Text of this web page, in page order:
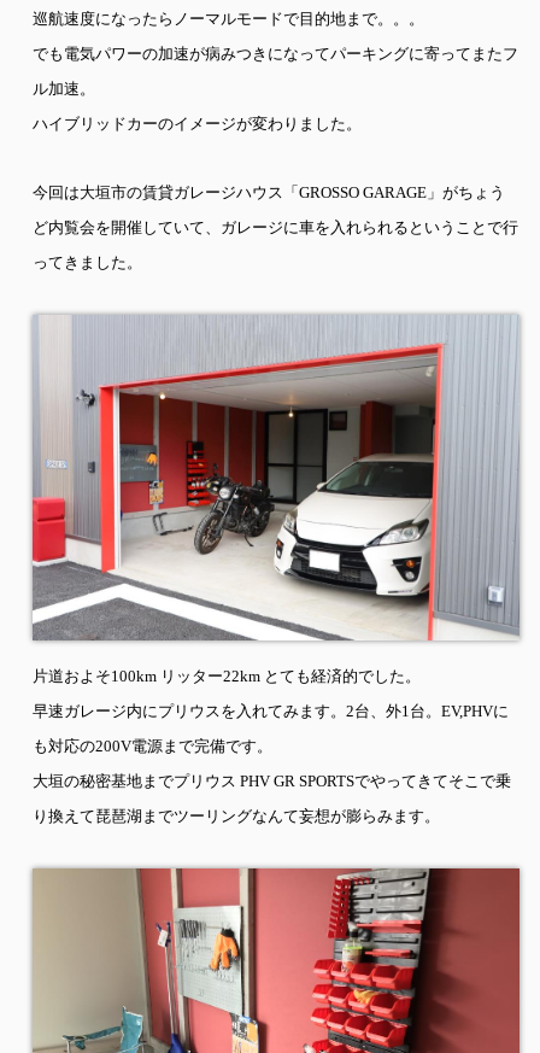
巡航速度になったらノーマルモードで目的地まで。。。
でも電気パワーの加速が病みつきになってパーキングに寄ってまたフ
ル加速。
ハイブリッドカーのイメージが変わりました。
今回は大垣市の賃貸ガレージハウス「 GROSSO GARAGE 」がちょう
ど内覧会を開催していて、ガレージに車を入れられるということで行
ってきました。
片道およそ100km リッター22km とても経済的でした。
早速ガレージ内にプリウスを入れてみます。 2台、外1 台。 EV,PHVに
も対応の200V電源まで完備です。
大垣の秘密基地までプリウス PHV GR SPORTSでやってきてそこで乗
り換えて琵琶湖までツーリングなんて妄想が膨らみます。